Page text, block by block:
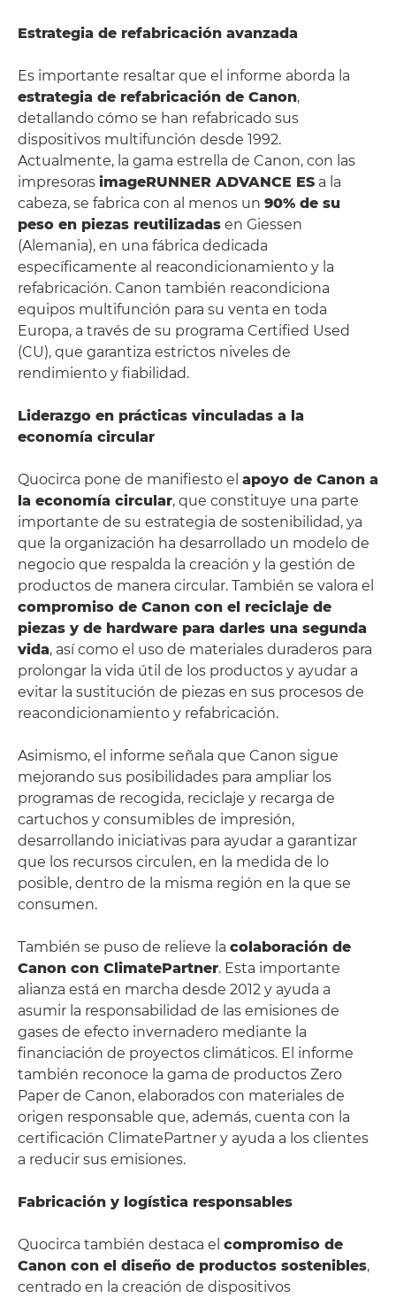
Estrategia de refabricación avanzada
Es importante resaltar que el informe aborda la
estrategia de refabricación de Canon,
detallando cómo se han refabricado sus
dispositivos multifunción desde 1992.
Actualmente, la gama estrella de Canon, con las
impresoras imageRUNNER ADVANCE ES a la
cabeza, se fabrica con al menos un 90% de su
peso en piezas reutilizadas en Giessen
(Alemania), en una fábrica dedicada
específicamente al reacondicionamiento y la
refabricación. Canon también reacondiciona
equipos multifunción para su venta en toda
Europa, a través de su programa Certified Used
(CU), que garantiza estrictos niveles de
rendimiento y fiabilidad.
Liderazgo en prácticas vinculadas a la
economía circular
Quocirca pone de manifiesto el apoyo de Canon a
la economía circular, que constituye una parte
importante de su estrategia de sostenibilidad, ya
que la organización ha desarrollado un modelo de
negocio que respalda la creación y la gestión de
productos de manera circular. También se valora el
compromiso de Canon con el reciclaje de
piezas y de hardware para darles una segunda
vida, así como el uso de materiales duraderos para
prolongar la vida útil de los productos y ayudar a
evitar la sustitución de piezas en sus procesos de
reacondicionamiento y refabricación.
Asimismo, el informe señala que Canon sigue
mejorando sus posibilidades para ampliar los
programas de recogida, reciclaje y recarga de
cartuchos y consumibles de impresión,
desarrollando iniciativas para ayudar a garantizar
que los recursos circulen, en la medida de lo
posible, dentro de la misma región en la que se
consumen.
También se puso de relieve la colaboración de
Canon con ClimatePartner. Esta importante
alianza está en marcha desde 2012 y ayuda a
asumir la responsabilidad de las emisiones de
gases de efecto invernadero mediante la
financiación de proyectos climáticos. El informe
también reconoce la gama de productos Zero
Paper de Canon, elaborados con materiales de
origen responsable que, además, cuenta con la
certificación ClimatePartner y ayuda a los clientes
a reducir sus emisiones.
Fabricación y logística responsables
Quocirca también destaca el compromiso de
Canon con el diseño de productos sostenibles,
centrado en la creación de dispositivos